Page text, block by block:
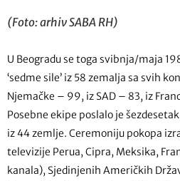
(Foto: arhiv SABA RH)
U Beogradu se toga svibnja/maja
‘sedme sile’ iz 58 zemalja sa svih
Njemačke – 99, iz SAD – 83, iz
Posebne ekipe poslalo je
iz 44 zemlje. Ceremoniju pokopa
televizije Perua, Cipra, Meksika,
kanala), Sjedinjenih Američkih